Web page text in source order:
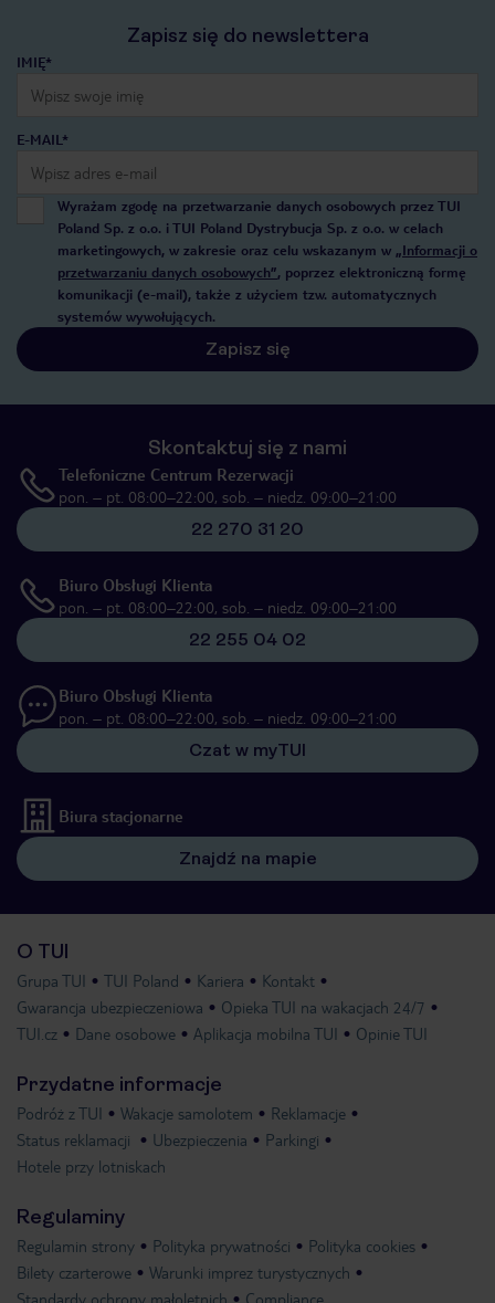
Zapisz się do newslettera
IMIĘ*
E-MAIL*
Wyrażam zgodę na przetwarzanie danych osobowych przez TUI
Poland Sp. z o.o. i TUI Poland Dystrybucja Sp. z o.o. w celach
marketingowych, w zakresie oraz celu wskazanym w „Informacji o
przetwarzaniu danych osobowych”, poprzez elektroniczną formę
komunikacji (e-mail), także z użyciem tzw. automatycznych
systemów wywołujących.
Zapisz się
Skontaktuj się z nami
Telefoniczne Centrum Rezerwacji
pon. – pt. 08:00–22:00, sob. – niedz. 09:00–21:00
22 270 31 20
Biuro Obsługi Klienta
pon. – pt. 08:00–22:00, sob. – niedz. 09:00–21:00
22 255 04 02
Biuro Obsługi Klienta
pon. – pt. 08:00–22:00, sob. – niedz. 09:00–21:00
Czat w myTUI
Biura stacjonarne
Znajdź na mapie
O TUI
Grupa TUI TUI Poland Kariera
Kontakt
Gwarancja ubezpieczeniowa
Opieka TUI na wakacjach 24/7
TUI.cz
Dane osobowe Aplikacja mobilna TUI Opinie TUI
Przydatne informacje
Podróż z TUI Wakacje samolotem
Reklamacje
Status reklamacji
Ubezpieczenia
Parkingi
Hotele przy lotniskach
Regulaminy
Regulamin strony Polityka prywatności
Polityka cookies
Bilety czarterowe
Warunki imprez turystycznych
Standardy ochrony małoletnich
Compliance